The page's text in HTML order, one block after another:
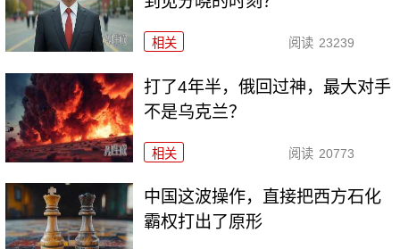
相关 阅读 23239
打了4年半，俄回过神，最大对手
不是乌克兰？
相关 阅读 20773
中国这波操作，直接把西方石化
霸权打出了原形